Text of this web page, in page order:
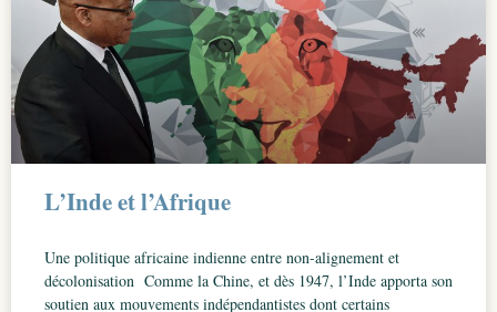
L’Inde et l’Afrique
Une politique africaine indienne entre non-alignement et
décolonisation Comme la Chine, et dès 1947, l’Inde apporta son
soutien aux mouvements indépendantistes dont certains